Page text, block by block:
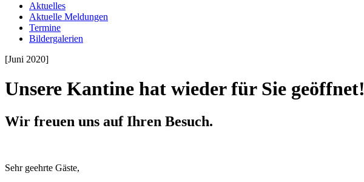
Aktuelles
Aktuelle Meldungen
Termine
Bildergalerien
[Juni 2020]
Unsere Kantine hat wieder für Sie geöffnet!
Wir freuen uns auf Ihren Besuch.
Sehr geehrte Gäste,